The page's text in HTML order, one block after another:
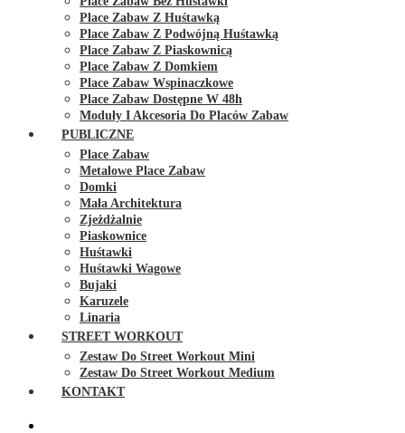
Place Zabaw Z Huśtawką
Place Zabaw Z Podwójną Huśtawką
Place Zabaw Z Piaskownicą
Place Zabaw Z Domkiem
Place Zabaw Wspinaczkowe
Place Zabaw Dostępne W 48h
Moduły I Akcesoria Do Placów Zabaw
PUBLICZNE
Place Zabaw
Metalowe Place Zabaw
Domki
Mała Architektura
Zjeżdżalnie
Piaskownice
Huśtawki
Huśtawki Wagowe
Bujaki
Karuzele
Linaria
STREET WORKOUT
Zestaw Do Street Workout Mini
Zestaw Do Street Workout Medium
KONTAKT